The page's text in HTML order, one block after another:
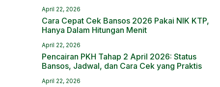
April 22, 2026
Cara Cepat Cek Bansos 2026 Pakai NIK KTP,
Hanya Dalam Hitungan Menit
April 22, 2026
Pencairan PKH Tahap 2 April 2026: Status
Bansos, Jadwal, dan Cara Cek yang Praktis
April 22, 2026